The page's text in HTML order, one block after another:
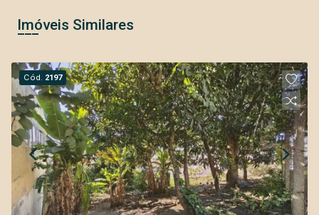
Imóveis Similares
Cód. 2197